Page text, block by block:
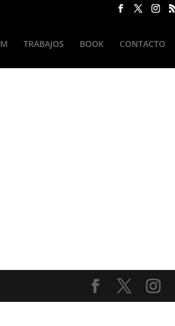
TRABAJOS BOOK CONTACTO